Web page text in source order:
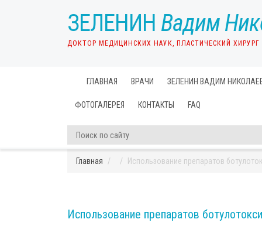
ЗЕЛЕНИН Вадим
ДОКТОР МЕДИЦИНСКИХ НАУК, ПЛАСТИЧЕСКИЙ ХИРУРГ
ГЛАВНАЯ ВРАЧИ ЗЕЛЕНИН ВАДИМ
ФОТОГАЛЕРЕЯ КОНТАКТЫ FAQ
Главная Использование препаратов
Использование препаратов